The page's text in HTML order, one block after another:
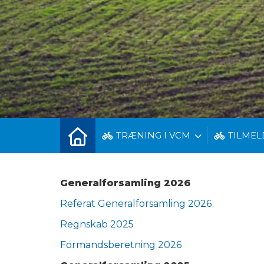
TRÆNING I VCM
Generalforsamling 2026
Referat Generalforsamling 2026
Regnskab 2025
Formandsberetning 2026